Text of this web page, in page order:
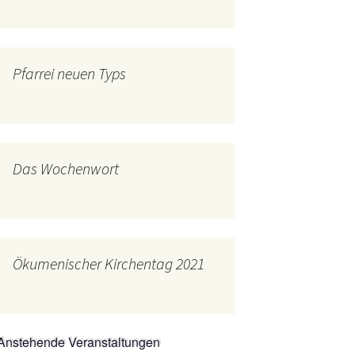
Wochenwort
Pfarrei neuen Typs
Das Wochenwort
Ökumenischer Kirchentag 2021
Veranstaltungen